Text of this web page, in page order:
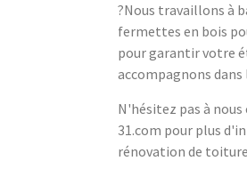
?Nous travaillons à
fermettes en bois
pour garantir votre
accompagnons dans
N'hésitez pas à
31.com pour plus
rénovation de